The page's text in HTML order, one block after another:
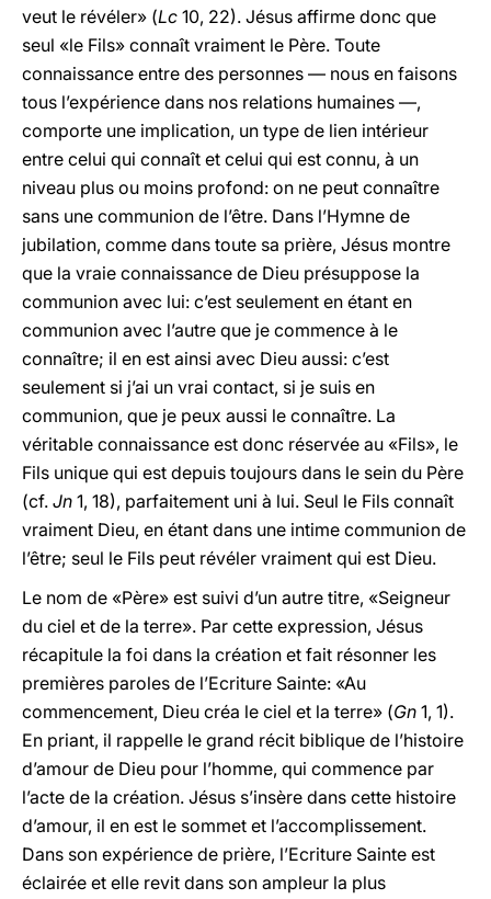
veut le révéler» (Lc 10, 22). Jésus affirme donc que
seul «le Fils» connaît vraiment le Père. Toute
connaissance entre des personnes — nous en faisons
tous l’expérience dans nos relations humaines —,
comporte une implication, un type de lien intérieur
entre celui qui connaît et celui qui est connu, à un
niveau plus ou moins profond: on ne peut connaître
sans une communion de l’être. Dans l’Hymne de
jubilation, comme dans toute sa prière, Jésus montre
que la vraie connaissance de Dieu présuppose la
communion avec lui: c’est seulement en étant en
communion avec l’autre que je commence à le
connaître; il en est ainsi avec Dieu aussi: c’est
seulement si j’ai un vrai contact, si je suis en
communion, que je peux aussi le connaître. La
véritable connaissance est donc réservée au «Fils», le
Fils unique qui est depuis toujours dans le sein du Père
(cf. Jn 1, 18), parfaitement uni à lui. Seul le Fils connaît
vraiment Dieu, en étant dans une intime communion de
l’être; seul le Fils peut révéler vraiment qui est Dieu.
Le nom de «Père» est suivi d’un autre titre, «Seigneur
du ciel et de la terre». Par cette expression, Jésus
récapitule la foi dans la création et fait résonner les
premières paroles de l’Ecriture Sainte: «Au
commencement, Dieu créa le ciel et la terre» (Gn 1, 1).
En priant, il rappelle le grand récit biblique de l’histoire
d’amour de Dieu pour l’homme, qui commence par
l’acte de la création. Jésus s’insère dans cette histoire
d’amour, il en est le sommet et l’accomplissement.
Dans son expérience de prière, l’Ecriture Sainte est
éclairée et elle revit dans son ampleur la plus